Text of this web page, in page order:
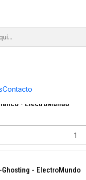
Contacto
- ElectroMundo
- ElectroMundo